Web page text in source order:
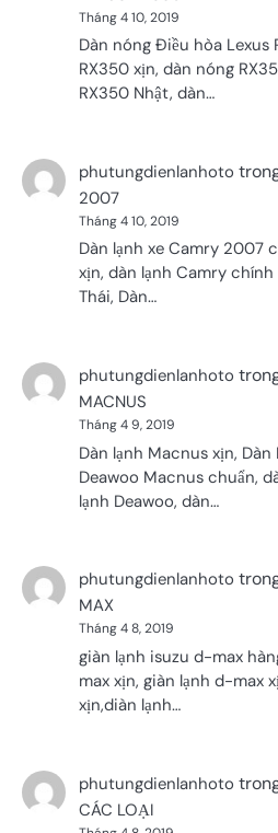
Tháng 4 10, 2019
Dàn nóng Điều hòa Lexus
RX350 xịn, dàn nóng
RX350 Nhật, dàn…
phutungdienlanhoto
2007
Tháng 4 10, 2019
Dàn lạnh xe Camry 2007
xịn, dàn lạnh Camry chính
Thái, Dàn…
phutungdienlanhoto
MACNUS
Tháng 4 9, 2019
Dàn lạnh Macnus xịn, Dàn
Deawoo Macnus chuẩn,
lạnh Deawoo, dàn…
phutungdienlanhoto
MAX
Tháng 4 8, 2019
giàn lạnh isuzu d-max
max xịn, giàn lạnh d-max
xịn,diàn lạnh…
phutungdienlanhoto
CÁC LOẠI